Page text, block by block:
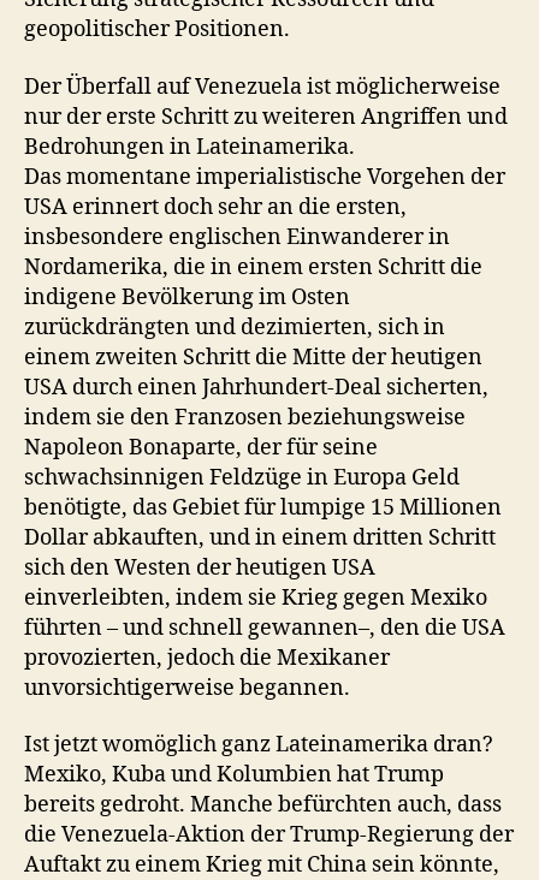
geopolitischer Positionen.
Der Überfall auf Venezuela ist möglicherweise
nur der erste Schritt zu weiteren Angriffen und
Bedrohungen in Lateinamerika.
Das momentane imperialistische Vorgehen der
USA erinnert doch sehr an die ersten,
insbesondere englischen Einwanderer in
Nordamerika, die in einem ersten Schritt die
indigene Bevölkerung im Osten
zurückdrängten und dezimierten, sich in
einem zweiten Schritt die Mitte der heutigen
USA durch einen Jahrhundert-Deal sicherten,
indem sie den Franzosen beziehungsweise
Napoleon Bonaparte, der für seine
schwachsinnigen Feldzüge in Europa Geld
benötigte, das Gebiet für lumpige 15 Millionen
Dollar abkauften, und in einem dritten Schritt
sich den Westen der heutigen USA
einverleibten, indem sie Krieg gegen Mexiko
führten – und schnell gewannen–, den die USA
provozierten, jedoch die Mexikaner
unvorsichtigerweise begannen.
Ist jetzt womöglich ganz Lateinamerika dran?
Mexiko, Kuba und Kolumbien hat Trump
bereits gedroht. Manche befürchten auch, dass
die Venezuela-Aktion der Trump-Regierung der
Auftakt zu einem Krieg mit China sein könnte,